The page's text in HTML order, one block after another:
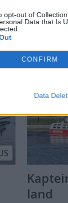
opt-out of
Data that Is
CONFIRM
Data
nyheter i år.
Fenix
land